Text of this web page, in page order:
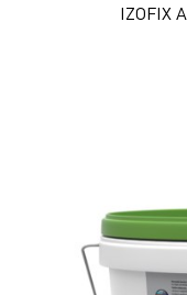
IZOFIX